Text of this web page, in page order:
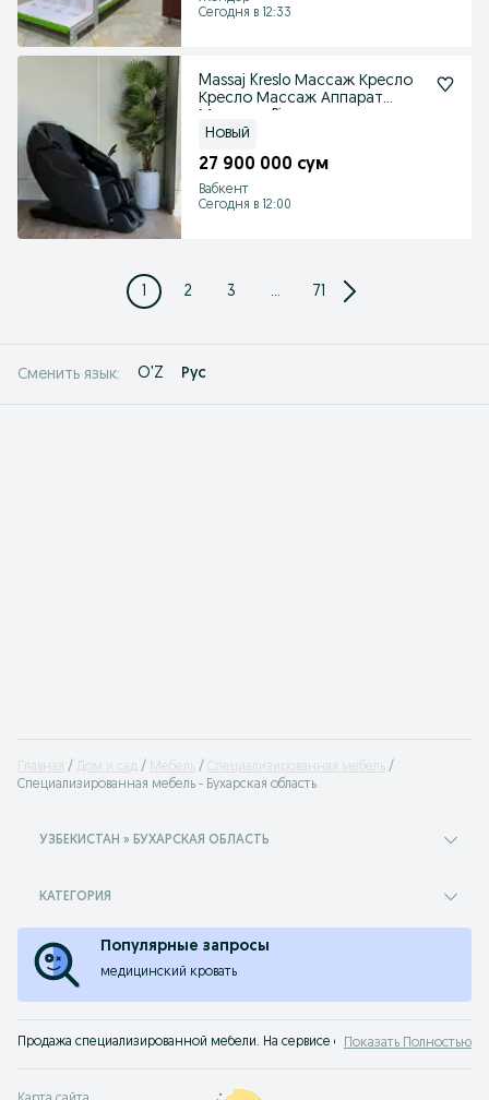
Сегодня в 12:33
Massaj Kreslo Массаж Кресло
Кресло Массаж Аппарат
Новый
27 900 000 сум
Вабкент
Сегодня в 12:00
1 2 3 ... 71
Сменить язык: O'Z Рус
Главная Дом и сад Мебель
Специализированная мебель
Специализированная мебель - Бухарская область
УЗБЕКИСТАН » БУХАРСКАЯ ОБЛАСТЬ
КАТЕГОРИЯ
Популярные запросы
медицинский кровать
Продажа специализированной мебели. На сервисе объявлений OLX.uz
Показать Полностью